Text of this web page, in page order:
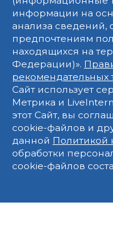
информации на
анализа сведений,
предпочтениям
находящихся на
Федерации)».
рекомендательных
Сайт использует
Метрика и
этот Сайт, вы
cookie-файлов и
данной Политикой
обработки
cookie-файлов